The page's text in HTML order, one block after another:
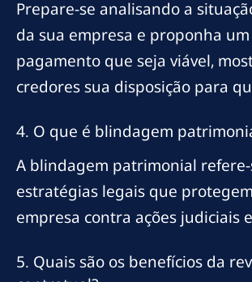
Prepare-se analisando a
da sua empresa e proponha
pagamento que seja viável,
credores sua disposição para
4. O que é blindagem
A blindagem patrimonial refere-
estratégias legais que
empresa contra ações judiciais
5. Quais são os benefícios da